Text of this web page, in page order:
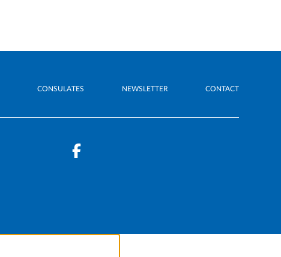
CONSULATES NEWSLETTER CONTACT